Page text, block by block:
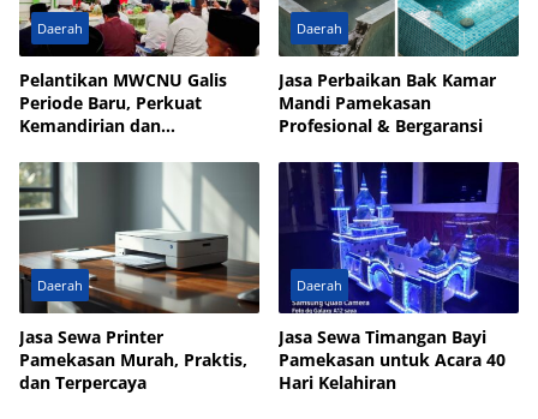
Daerah
Pelantikan MWCNU Galis
Periode Baru, Perkuat
Kemandirian dan
Daerah
Jasa Perbaikan Bak Kamar
Mandi Pamekasan
Profesional & Bergaransi
Daerah
Jasa Sewa Printer
Pamekasan Murah, Praktis,
dan Terpercaya
Daerah
Jasa Sewa Timangan Bayi
Pamekasan untuk Acara 40
Hari Kelahiran